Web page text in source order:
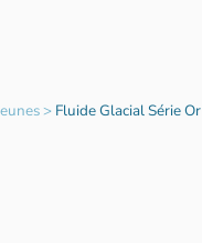
> Fluide Glacial Série Or